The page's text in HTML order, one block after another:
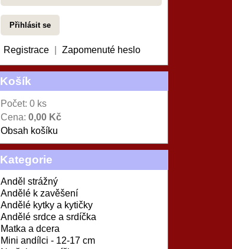
Registrace Zapomenuté heslo
Košík
Počet: 0 ks
Cena: 0,00 Kč
Obsah košíku
Kategorie
Anděl strážný
Andělé k zavěšení
Andělé kytky a kytičky
Andělé srdce a srdíčka
Matka a dcera
Mini andílci - 12-17 cm